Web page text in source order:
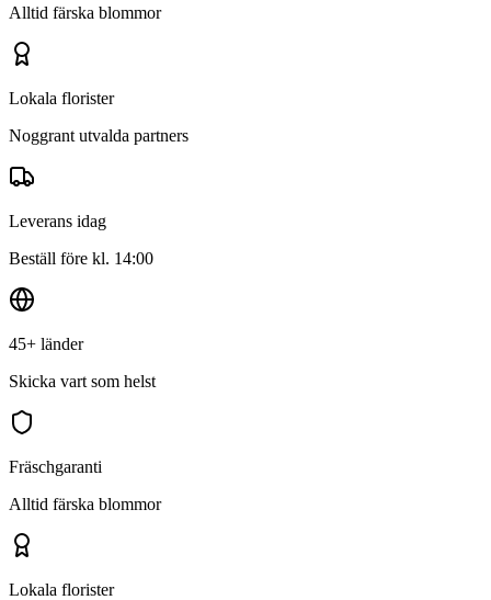
Alltid färska blommor
Lokala florister
Noggrant utvalda partners
Leverans idag
Beställ före kl. 14:00
45+ länder
Skicka vart som helst
Fräschgaranti
Alltid färska blommor
Lokala florister